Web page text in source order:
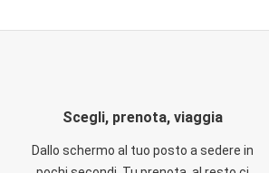
Scegli, prenota, viaggia
Dallo schermo al tuo posto a sedere in